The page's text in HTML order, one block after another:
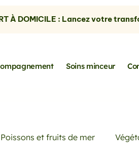
À DOMICILE : Lancez votre
Soins minceur
Poissons et fruits de mer